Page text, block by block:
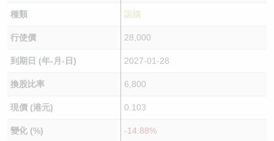
種類 認購
行使價 28,000
到期日 (年-月-日) 2027-01-28
換股比率 6,800
現價 (港元) 0.103
變化 (%) -14.88%